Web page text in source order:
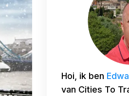
Hoi, ik ben
van Cities To